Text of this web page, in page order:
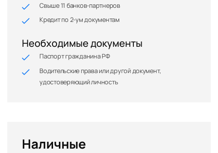
Свыше 11 банков-партнеров
Кредит по 2-ум документам
Необходимые документы
Паспорт гражданина РФ
Водительские права или другой документ,
удостоверяющий личность
Наличные